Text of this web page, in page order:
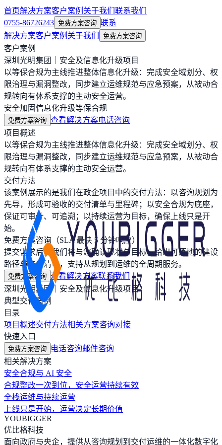
首页解决方案客户案例 关于我们 联系我们
0755-86726243 免费方案咨询 联系
解决方案客户案例 关于我们 免费方案咨询
客户案例
深圳光明集团｜安全及信息化升级项目
以等保合规为主线推进整体信息化升级：完成安全域划分、权
限治理与漏洞整改，同步建立运维规范与应急预案，从被动合
规转向有体系支撑的主动安全运营。
安全加固信息化升级等保合规
免费方案咨询 查看解决方案电话咨询
项目概述
以等保合规为主线推进整体信息化升级：完成安全域划分、权
限治理与漏洞整改，同步建立运维规范与应急预案，从被动合
规转向有体系支撑的主动安全运营。
交付方法
该案例展示的是我们在政企项目中的交付方法：以咨询规划为
先导，形成可验收的交付清单与里程碑；以安全合规为底座，
保证可审计、可追溯；以持续运营为目标，确保上线只是开
始。
免费方案咨询（SLA 最快 5 分钟响应）
提交需求后，我们将与您确认现状与目标，给出可落地的建设
路径与交付清单，支持从规划到运维的全周期服务。
免费方案咨询 查看解决方案联系我们
深圳光明集团｜安全及信息化升级项目
典型交付案例
目录
项目概述交付方法相关方案咨询对接
快速入口
免费方案咨询 电话咨询邮件咨询
相关解决方案
安全合规与 AI 安全
合规整改一次到位，安全运营持续有效
全栈运维与持续运营
上线只是开始，运营决定长期价值
YOUBIGGER
优比格科技
面向政府与央企，提供从咨询规划到交付运维的一体化数字化